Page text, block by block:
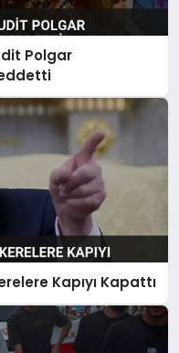
Polgar
Kapıyı Kapattı